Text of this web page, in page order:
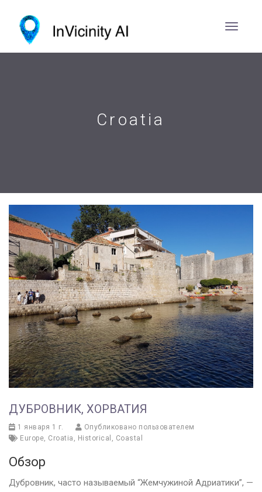
Croatia
ДУБРОВНИК, ХОРВАТИЯ
1 января 1 г.
Опубликовано пользователем
Europe, Croatia , Historical , Coastal
Обзор
Дубровник, часто называемый “Жемчужиной Адриатики”, —